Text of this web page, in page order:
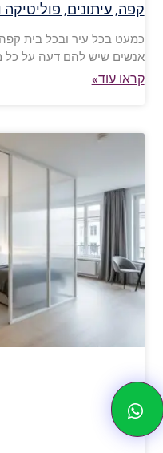
קפה, עיתונים, פוליטיקה
כמעט בכל עיר ובכל בית
אנשים שיש להם דעה על כל
קראו עוד»